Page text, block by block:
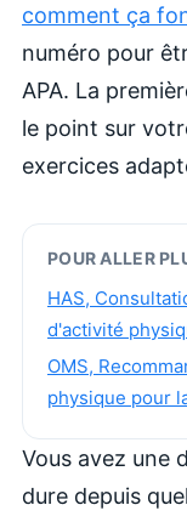
comment ça
numéro pour
APA. La
le point sur
exercices
POUR ALLER
HAS,
d'activité
OMS,
physique pour
Vous avez une
dure depuis